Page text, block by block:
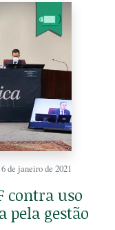
6 de janeiro de 2021
contra uso
pela gestão